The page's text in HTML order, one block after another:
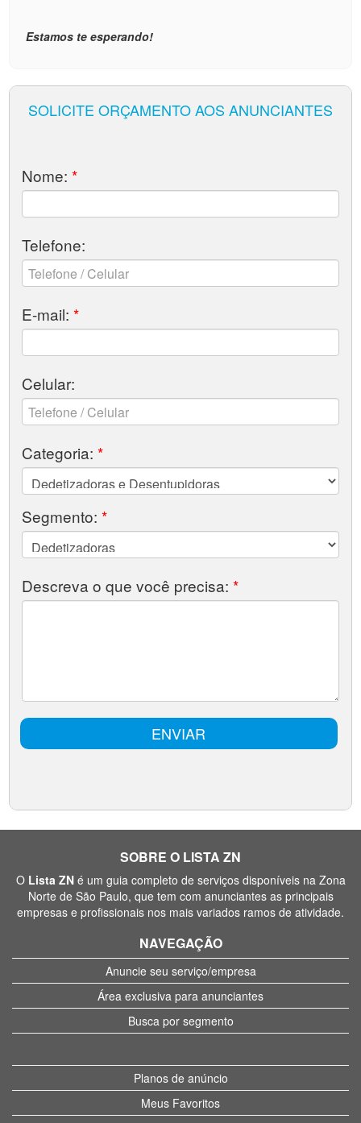
Estamos te esperando!
SOBRE O LISTA ZN
O Lista ZNé um guia completo de serviços disponíveis na Zona
Norte de São Paulo, que tem com anunciantes as principais
empresas e profissionais nos mais variados ramos de atividade.
NAVEGAÇÃO
Anuncie seu serviço/empresa
Área exclusiva para anunciantes
Busca por segmento
Planos de anúncio
Meus Favoritos